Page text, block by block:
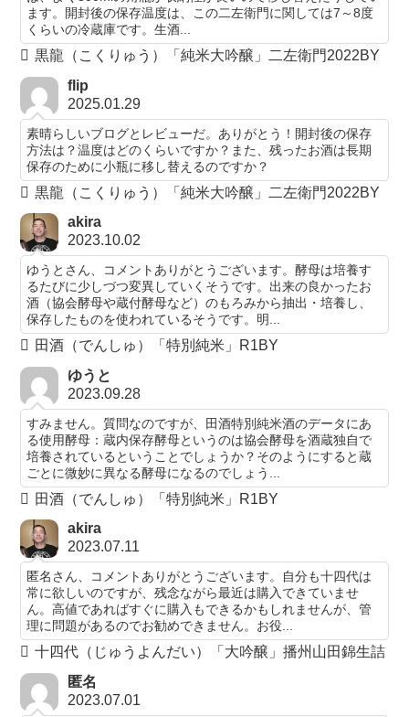
ます。開封後の保存温度は、この二左衛門に関しては7～8度
くらいの冷蔵庫です。生酒...
黒龍（こくりゅう）「純米大吟醸」二左衛門2022BY
flip
2025.01.29
素晴らしいブログとレビューだ。ありがとう！開封後の保存
方法は？温度はどのくらいですか？また、残ったお酒は長期
保存のために小瓶に移し替えるのですか？
黒龍（こくりゅう）「純米大吟醸」二左衛門2022BY
akira
2023.10.02
ゆうとさん、コメントありがとうございます。酵母は培養す
るたびに少しづつ変異していくそうです。出来の良かったお
酒（協会酵母や蔵付酵母など）のもろみから抽出・培養し、
保存したものを使われているそうです。明...
田酒（でんしゅ）「特別純米」R1BY
ゆうと
2023.09.28
すみません。質問なのですが、田酒特別純米酒のデータにあ
る使用酵母：蔵内保存酵母というのは協会酵母を酒蔵独自で
培養されているということでしょうか？そのようにすると蔵
ごとに微妙に異なる酵母になるのでしょう...
田酒（でんしゅ）「特別純米」R1BY
akira
2023.07.11
匿名さん、コメントありがとうございます。自分も十四代は
常に欲しいのですが、残念ながら最近は購入できていませ
ん。高値であればすぐに購入もできるかもしれませんが、管
理に問題があるのでお勧めできません。お役...
十四代（じゅうよんだい）「大吟醸」播州山田錦生詰
匿名
2023.07.01